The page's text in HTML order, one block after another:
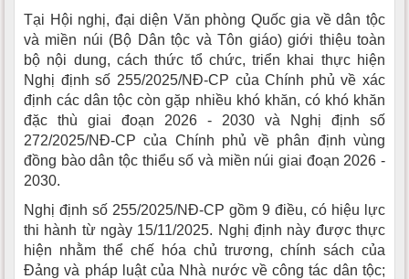
Tại Hội nghị, đại diện Văn phòng Quốc gia về dân tộc
và miền núi (Bộ Dân tộc và Tôn giáo) giới thiệu toàn
bộ nội dung, cách thức tổ chức, triển khai thực hiện
Nghị định số 255/2025/NĐ-CP của Chính phủ về xác
định các dân tộc còn gặp nhiều khó khăn, có khó khăn
đặc thù giai đoạn 2026 - 2030 và Nghị định số
272/2025/NĐ-CP của Chính phủ về phân định vùng
đồng bào dân tộc thiểu số và miền núi giai đoạn 2026 -
2030.
Nghị định số 255/2025/NĐ-CP gồm 9 điều, có hiệu lực
thi hành từ ngày 15/11/2025. Nghị định này được thực
hiện nhằm thể chế hóa chủ trương, chính sách của
Đảng và pháp luật của Nhà nước về công tác dân tộc;